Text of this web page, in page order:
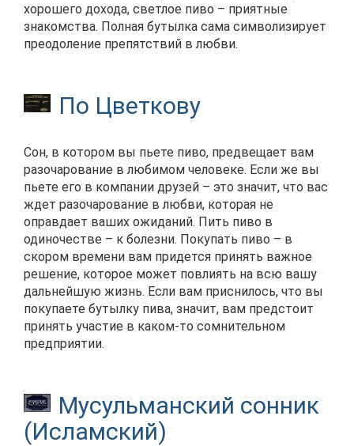
хорошего дохода, светлое пиво – приятные
знакомства. Полная бутылка сама символизирует
преодоление препятствий в любви.
По Цветкову
Сон, в котором вы пьете пиво, предвещает вам
разочарование в любимом человеке. Если же вы
пьете его в компании друзей – это значит, что вас
ждет разочарование в любви, которая не
оправдает ваших ожиданий. Пить пиво в
одиночестве – к болезни. Покупать пиво – в
скором времени вам придется принять важное
решение, которое может повлиять на всю вашу
дальнейшую жизнь. Если вам приснилось, что вы
покупаете бутылку пива, значит, вам предстоит
принять участие в каком-то сомнительном
предприятии.
Мусульманский сонник
(Исламский)